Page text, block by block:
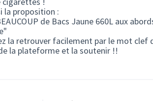
la proposition :
de Bacs Jaune 660L aux
la retrouver facilement par le mot clef
la plateforme et la soutenir !!